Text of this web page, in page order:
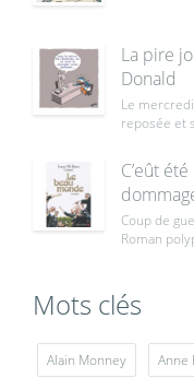
La pire
Donald
Le
reposée et
C’eût
Coup de
Roman
Mots clés
Alain Monney Anne